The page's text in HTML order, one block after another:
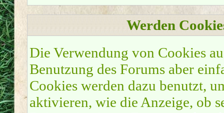
Werden
Die Verwendung von Cookies
Benutzung des Forums aber
Cookies werden dazu benutzt,
aktivieren, wie die Anzeige, ob